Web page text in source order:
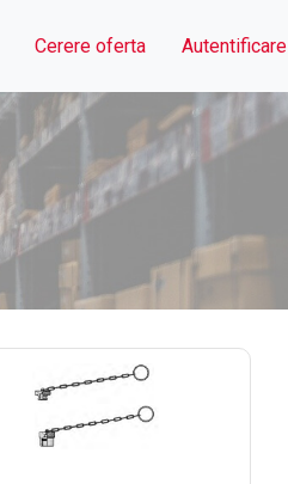
Cerere oferta Autentificare